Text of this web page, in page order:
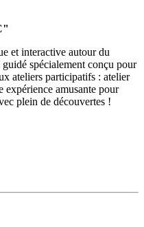
et interactive autour du
spécialement conçu pour
ateliers participatifs : atelier
expérience amusante pour
plein de découvertes !